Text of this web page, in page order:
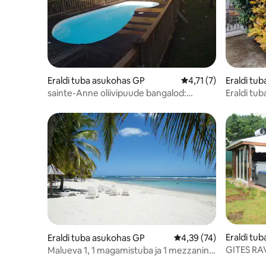
Eraldi tuba asukohas GP Keskmine hinnang
4,71 (7)
sainte-Anne oliivipuude bangalod:
Eraldi
-Haut
Eraldi
Eraldi tuba asukohas GP Keskmine hinnang
4,39 (74)
Malueva 1, 1 magamistuba ja 1 mezzanine
Eraldi
au
GITES